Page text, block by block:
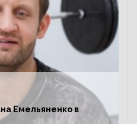
Емельяненко в